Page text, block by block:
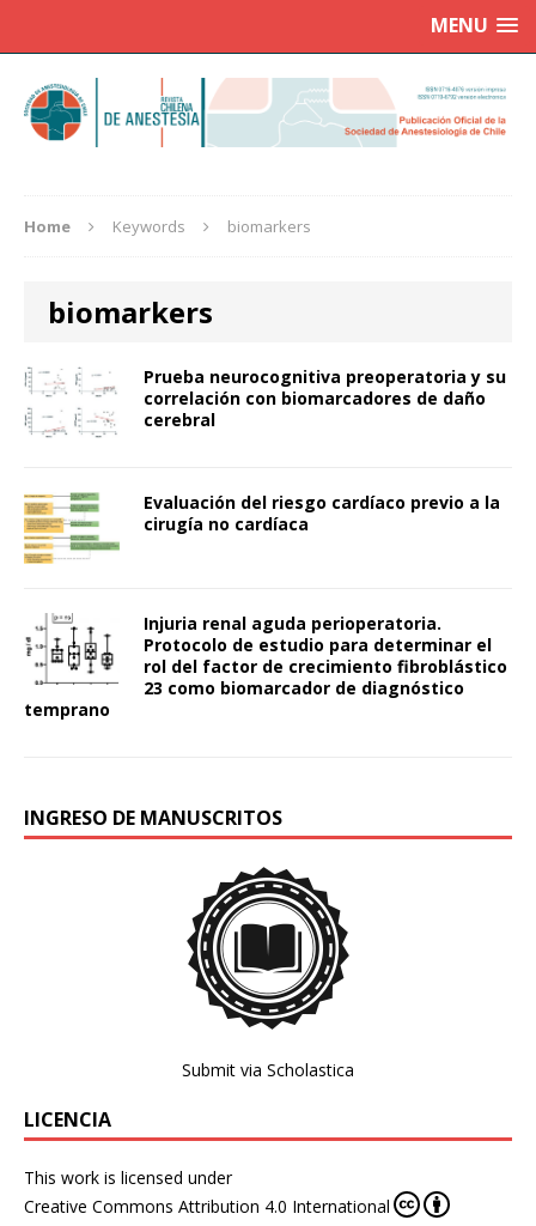
MENU
Home Keywords biomarkers
biomarkers
Prueba neurocognitiva preoperatoria y su
correlación con biomarcadores de daño
cerebral
Evaluación del riesgo cardíaco previo a la
cirugía no cardíaca
Injuria renal aguda perioperatoria.
Protocolo de estudio para determinar el
rol del factor de crecimiento fibroblástico
23 como biomarcador de diagnóstico
temprano
INGRESO DE MANUSCRITOS
Submit via Scholastica
LICENCIA
This work is licensed under
Creative Commons Attribution 4.0 International